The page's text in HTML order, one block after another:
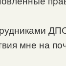
мне на